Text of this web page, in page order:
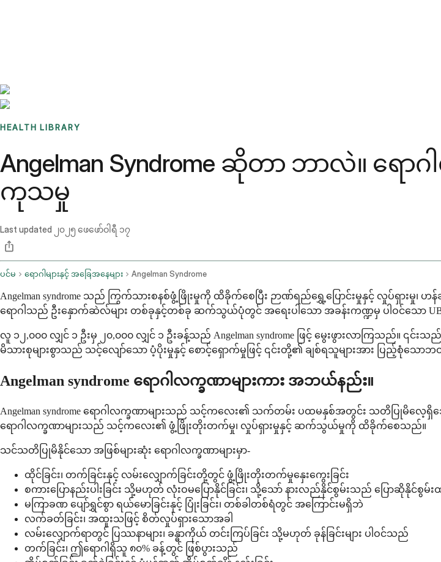
HEALTH LIBRARY
Angelman Syndrome ဆိုတာ ဘာလဲ။ ရောဂ
ကုသမှု
Last updated ၂၀၂၅ ဖေဖော်ဝါရီ ၁၇
ပင်မ ရောဂါများနှင့် အခြေအနေများ Angelman Syndrome
Angelman syndrome သည် ကြွက်သားစနစ်ဖွံ့ဖြိုးမှုကို ထိခိုက်စေပြီး ဉာဏ်ရည်ရွှေ့ပြောင်းမှုနှင့် လှုပ်ရှားမှု၊ ဟ
ရောဂါသည် ဦးနှောက်ဆဲလ်များ တစ်ခုနှင့်တစ်ခု ဆက်သွယ်ပုံတွင် အရေးပါသော အခန်းကဏ္ဍမှ ပါဝင်သော
လူ ၁၂,၀၀၀ လျှင် ၁ ဦးမှ ၂၀,၀၀၀ လျှင် ၁ ဦးခန့်သည် Angelman syndrome ဖြင့် မွေးဖွားလာကြသည်။ ၎
မိသားစုများစွာသည် သင့်လျော်သော ပံ့ပိုးမှုနှင့် စောင့်ရှောက်မှုဖြင့် ၎င်းတို့၏ ချစ်ရသူများအား ပြည့်စုံသော
Angelman syndrome ရောဂါလက္ခဏာများကား အဘယ်နည်း။
Angelman syndrome ရောဂါလက္ခဏာများသည် သင့်ကလေး၏ သက်တမ်း ပထမနှစ်အတွင်း သတိပြုမိ
ရောဂါလက္ခဏာများသည် သင့်ကလေး၏ ဖွံ့ဖြိုးတိုးတက်မှု၊ လှုပ်ရှားမှုနှင့် ဆက်သွယ်မှုကို ထိခိုက်စေသည်။
သင်သတိပြုမိနိုင်သော အဖြစ်များဆုံး ရောဂါလက္ခဏာများမှာ-
ထိုင်ခြင်း၊ တက်ခြင်းနှင့် လမ်းလျှောက်ခြင်းတို့တွင် ဖွံ့ဖြိုးတိုးတက်မှုနှေးကွေးခြင်း
စကားပြောနည်းပါးခြင်း သို့မဟုတ် လုံးဝမပြောနိုင်ခြင်း၊ သို့သော် နားလည်နိုင်စွမ်းသည် ပြောဆိုနိုင်
မကြာခဏ ပျော်ရွှင်စွာ ရယ်မောခြင်းနှင့် ပြုံးခြင်း၊ တစ်ခါတစ်ရံတွင် အကြောင်းမရှိဘဲ
လက်ခတ်ခြင်း၊ အထူးသဖြင့် စိတ်လှုပ်ရှားသောအခါ
လမ်းလျှောက်ရာတွင် ပြဿနာများ၊ ခန္ဓာကိုယ် တင်းကြပ်ခြင်း သို့မဟုတ် ခုန်ခြင်းများ ပါဝင်သည်
တက်ခြင်း၊ ဤရောဂါရှိသူ ၈၀% ခန့်တွင် ဖြစ်ပွားသည်